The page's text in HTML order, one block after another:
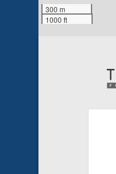
300 m
1000 ft